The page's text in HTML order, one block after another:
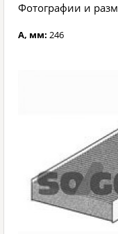
Фотографии и
A, мм: 246